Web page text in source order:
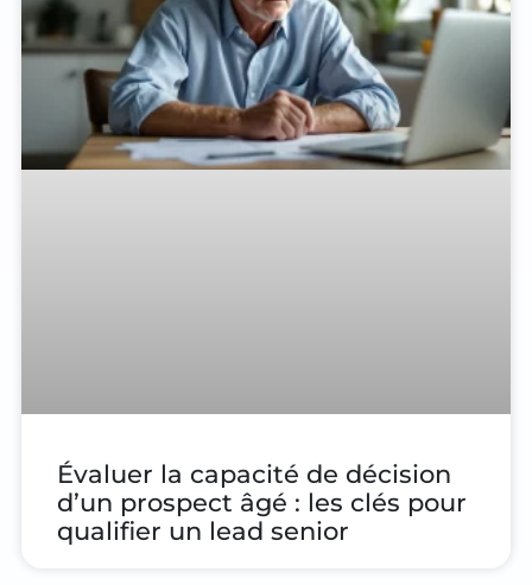
Évaluer la capacité de décision
d’un prospect âgé : les clés pour
qualifier un lead senior